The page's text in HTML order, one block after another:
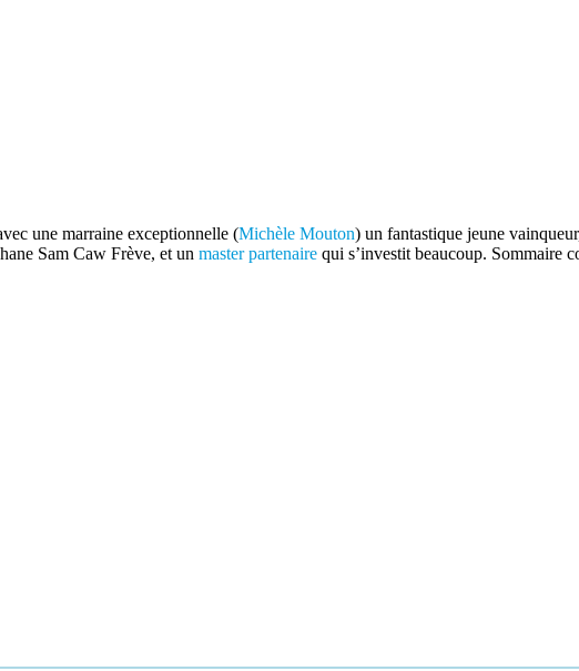
une marraine exceptionnelle (Michèle Mouton) un fantastique jeune
Sam Caw Frève, et un master partenairequi s’investit beaucoup. Sommaire